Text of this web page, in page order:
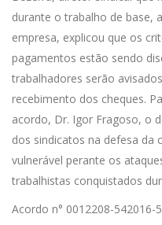
durante o trabalho de base,
empresa, explicou que os
pagamentos estão sendo
trabalhadores serão
recebimento dos cheques.
acordo, Dr. Igor Fragoso, o
dos sindicatos na defesa da
vulnerável perante os
trabalhistas conquistados
Acordo n° 0012208-542016-